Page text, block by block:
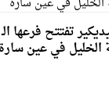
تفتتح فرعها الـ